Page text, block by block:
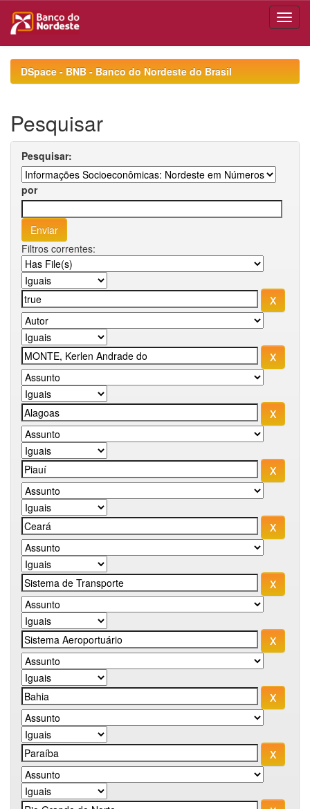
navigationDSpace - BNB - Banco do Nordeste do Brasil
Pesquisar
Pesquisar:
por
Filtros correntes: